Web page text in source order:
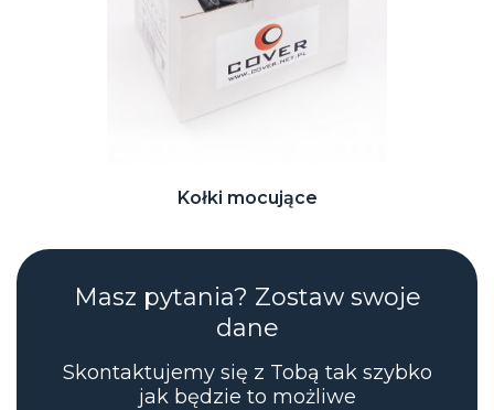
Kołki mocujące
Masz pytania? Zostaw swoje
dane
Skontaktujemy się z Tobą tak szybko
jak będzie to możliwe